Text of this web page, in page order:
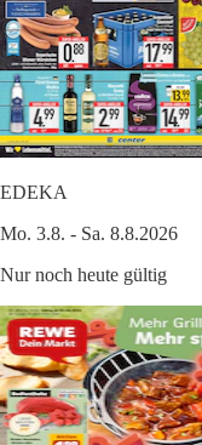
EDEKA
Mo. 3.8. - Sa. 8.8.2026
Nur noch heute gültig